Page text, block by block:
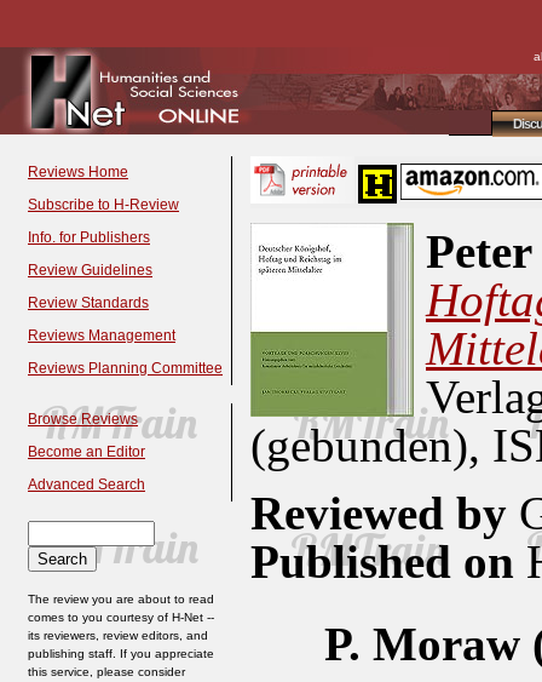
Reviews Home
Subscribe to H-Review
Info. for Publishers
Review Guidelines
Review Standards
Reviews Management
Reviews Planning Committee
Browse Reviews
Become an Editor
Advanced Search
The review you are about to read
comes to you courtesy of H-Net --
its reviewers, review editors, and
publishing staff. If you appreciate
this service, please consider
(gebunden),
Reviewed by
Published on
P. Moraw